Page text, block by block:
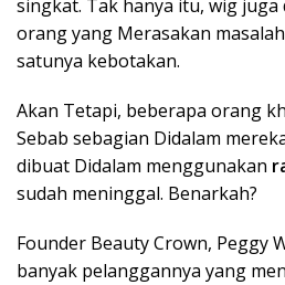
singkat. Tak hanya itu, wig
orang yang Merasakan
satunya kebotakan.
Akan Tetapi, beberapa orang
Sebab sebagian Didalam
dibuat Didalam menggunakan
sudah meninggal. Benarkah?
Founder Beauty Crown, Peggy
banyak pelanggannya yang